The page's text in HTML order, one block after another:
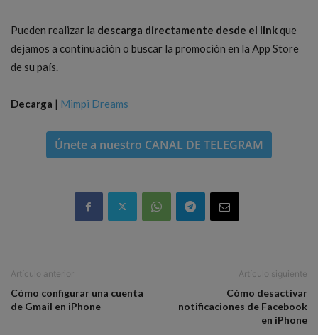
Pueden realizar la descarga directamente desde el linkque
dejamos a continuación o buscar la promoción en la App Store
de su país.
Decarga | Mimpi Dreams
Únete a nuestro CANAL DE TELEGRAM
Artículo anterior
Cómo configurar una cuenta
de Gmail en iPhone
Artículo siguiente
Cómo desactivar
notificaciones de Facebook
en iPhone